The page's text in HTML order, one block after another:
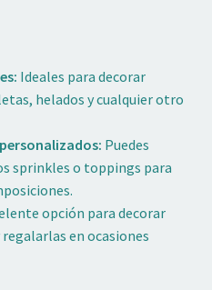
Ideales para decorar
helados y cualquier otro
Puedes
sprinkles o toppings para
opción para decorar
en ocasiones